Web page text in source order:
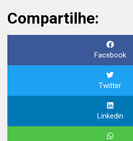
Compartilhe:
Facebook
Twitter
Linkedin